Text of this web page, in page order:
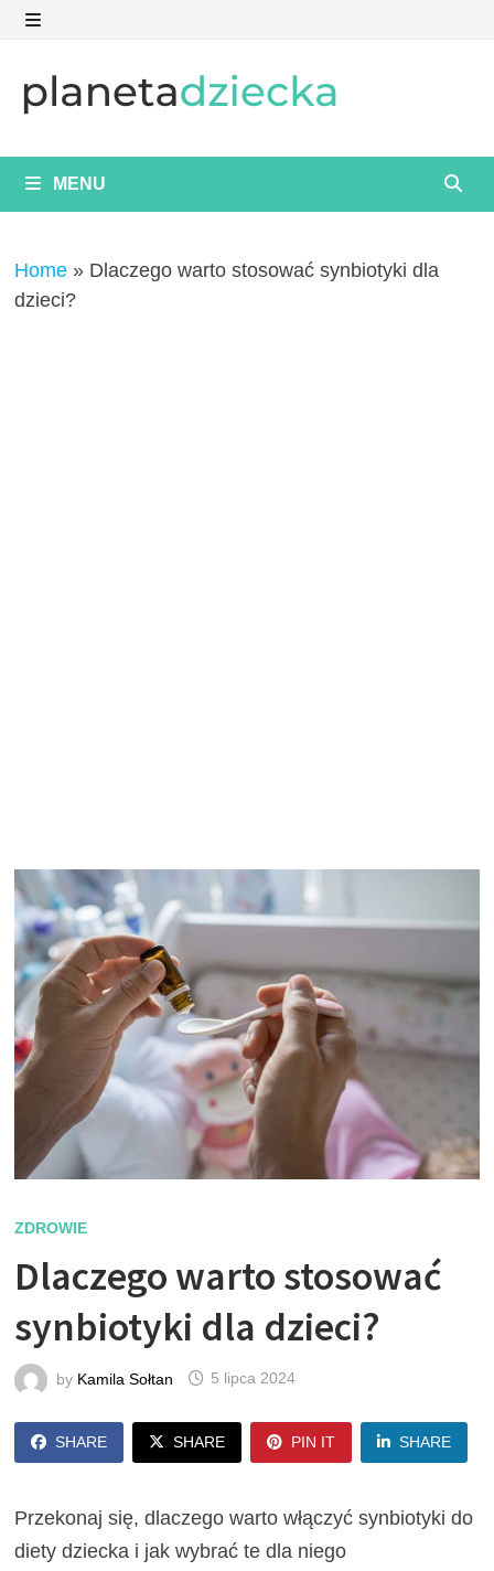
Skip
content
MENU
Home » Dlaczego warto stosować synbiotyki dla
dzieci?
ZDROWIE
Dlaczego warto stosować
synbiotyki dla dzieci?
by Kamila Sołtan 5 lipca 2024
SHARE SHARE PIN IT SHARE
Przekonaj się, dlaczego warto włączyć synbiotyki do
diety dziecka i jak wybrać te dla niego